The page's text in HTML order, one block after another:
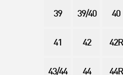
39 39/40 40
41 42 42R
43/44 44 44R